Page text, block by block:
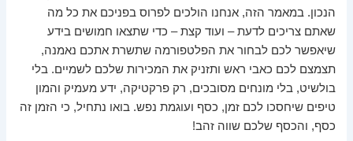
הנכון. במאמר הזה, אנחנו הולכים לפרוס בפניכם את כל מה
שאתם צריכים לדעת – ועוד קצת – כדי שתצאו חמושים בידע
שיאפשר לכם לבחור את הפלטפורמה שתשרת אתכם נאמנה,
תצמצם לכם כאבי ראש ותזניק את המכירות שלכם לשמיים. בלי
בולשיט, בלי מונחים מסובכים, רק פרקטיקה, ידע מעמיק והמון
טיפים שיחסכו לכם זמן, כסף ועוגמת נפש. בואו נתחיל, כי הזמן זה
כסף, והכסף שלכם שווה זהב!